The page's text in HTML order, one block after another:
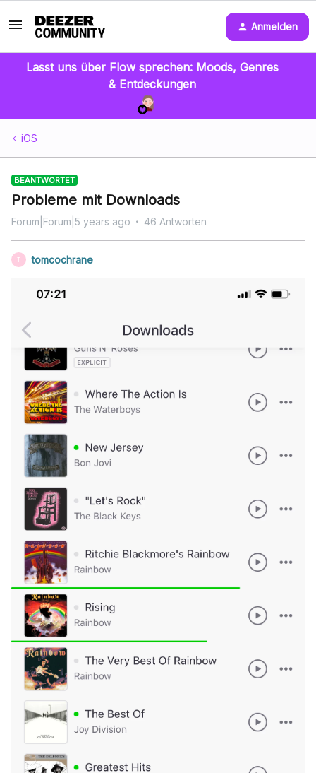
Anmelden
Lasst uns über Flow sprechen: Moods, Genres
& Entdeckungen
iOS
BEANTWORTET
Probleme mit Downloads
Forum|Forum|5 years ago 46 Antworten
T tomcochrane